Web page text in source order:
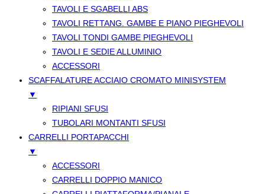
TAVOLI E SGABELLI ABS
TAVOLI RETTANG. GAMBE E PIANO PIEGHEVOLI
TAVOLI TONDI GAMBE PIEGHEVOLI
TAVOLI E SEDIE ALLUMINIO
ACCESSORI
SCAFFALATURE ACCIAIO CROMATO MINISYSTEM
▼
RIPIANI SFUSI
TUBOLARI MONTANTI SFUSI
CARRELLI PORTAPACCHI
▼
ACCESSORI
CARRELLI DOPPIO MANICO